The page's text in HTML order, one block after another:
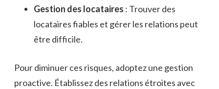
Gestion des locataires : Trouver des
locataires fiables et gérer les relations peut
être difficile.
Pour diminuer ces risques, adoptez une gestion
proactive. Établissez des relations étroites avec